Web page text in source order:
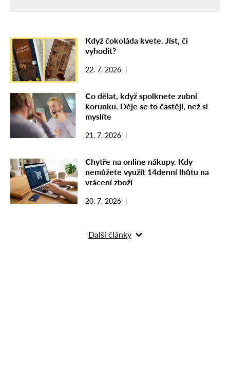
Když čokoláda kvete. Jíst, či
vyhodit?
22. 7. 2026
Co dělat, když spolknete zubní
korunku. Děje se to častěji, než si
myslíte
21. 7. 2026
Chytře na online nákupy. Kdy
nemůžete využít 14denní lhůtu na
vrácení zboží
20. 7. 2026
Další články